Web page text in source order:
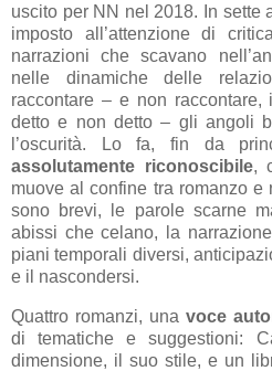
uscito per NN nel 2018. In sette
imposto all’attenzione di
narrazioni che scavano
nelle dinamiche delle
raccontare – e non
detto e non detto – gli angoli
l’oscurità. Lo fa, fin da
assolutamente riconoscibile,
muove al confine tra romanzo e
sono brevi, le parole scarne
abissi che celano, la
piani temporali diversi,
e il nascondersi.
Quattro romanzi, una voce
di tematiche e suggestioni:
dimensione, il suo stile, e un